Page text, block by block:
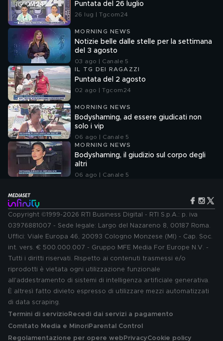
Puntata del 26 luglio
26 lug | Tgcom24
MORNING NEWS
Notizie belle dalle stelle per la settimana
del 3 agosto
03 ago | Canale 5
IL TG DEI RAGAZZI
Puntata del 2 agosto
02 ago | Tgcom24
MORNING NEWS
Bodyshaming, ad essere giudicati non
solo i vip
06 ago | Canale 5
MORNING NEWS
Bodyshaming, il giudizio sul corpo degli
altri
06 ago | Canale 5
Copyright ©1999-2026 RTI Business Digital - RTI S.p.A.: p. iva
03976881007 - Sede legale: Largo del Nazareno 8, 00187 Roma.
Uffici: Viale Europa 46, 20093 Cologno Monzese (MI) - Cap. Soc.
int. vers. € 500.000.007 - Gruppo MFE Media For Europe N.V. -
Tutti i diritti riservati. Rispetto ai contenuti trasmessi e/o
riprodotti è vietata ogni utilizzazione funzionale
all'addestramento di sistemi di intelligenza artificiale generativa.
È altresì fatto divieto espresso di utilizzare mezzi automatizzati
di data scraping.
Termini di servizio Recedi dai servizi a pagamento
Comitato Media e MinoriParental Control
Regolamentazione per opere web PrivacyCookie policy